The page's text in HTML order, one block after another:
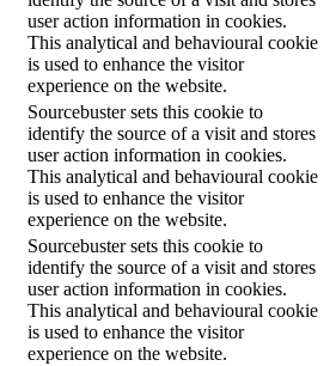
user action information in cookies.
This analytical and behavioural cookie
is used to enhance the visitor
experience on the website.
Sourcebuster sets this cookie to
identify the source of a visit and stores
user action information in cookies.
This analytical and behavioural cookie
is used to enhance the visitor
experience on the website.
Sourcebuster sets this cookie to
identify the source of a visit and stores
user action information in cookies.
This analytical and behavioural cookie
is used to enhance the visitor
experience on the website.